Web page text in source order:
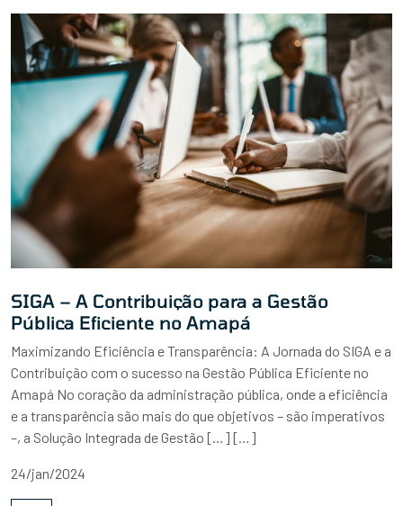
SIGA – A Contribuição para a Gestão
Pública Eficiente no Amapá
Maximizando Eficiência e Transparência: A Jornada do SIGA e a
Contribuição com o sucesso na Gestão Pública Eficiente no
Amapá No coração da administração pública, onde a eficiência
e a transparência são mais do que objetivos – são imperativos
–, a Solução Integrada de Gestão […] […]
24/jan/2024